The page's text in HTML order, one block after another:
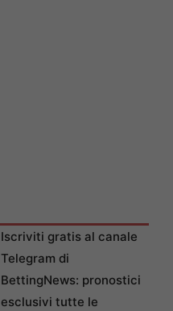
Iscriviti gratis al canale
Telegram di
BettingNews: pronostici
esclusivi tutte le